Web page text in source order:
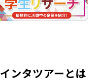
インタツアーとは